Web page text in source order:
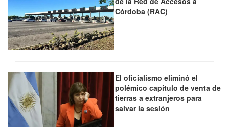
Córdoba (RAC)
El oficialismo eliminó el
polémico capítulo de venta de
tierras a extranjeros para
salvar la sesión